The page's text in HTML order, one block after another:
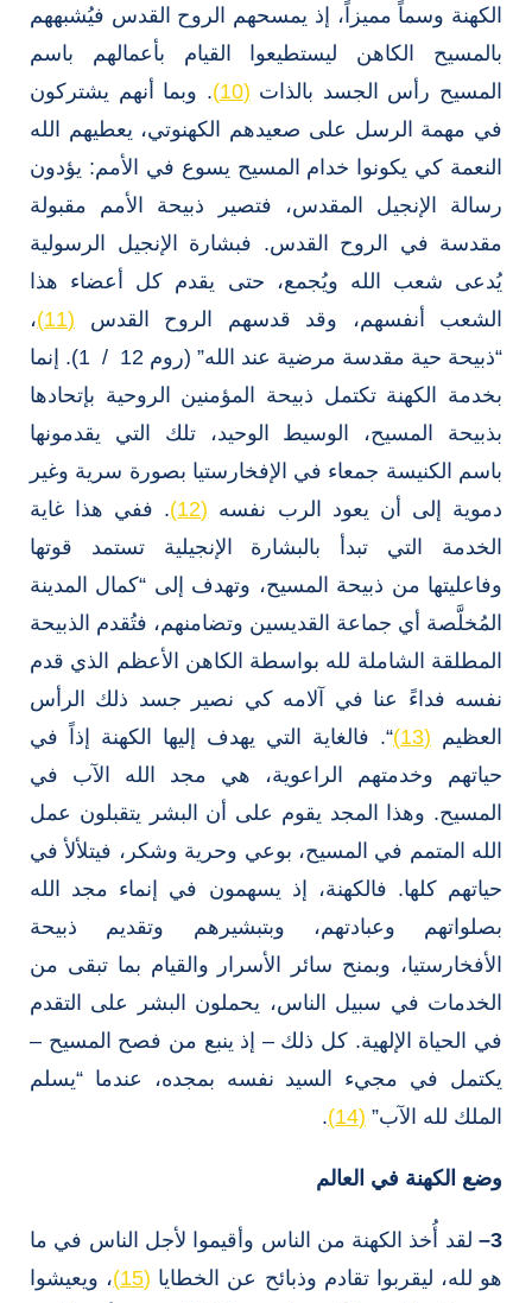
الكهنة وسماً مميزاً، إذ يمسحهم الروح القدس فيُشبههم
بالمسيح الكاهن ليستطيعوا القيام بأعمالهم باسم
المسيح رأس الجسد بالذات (10)
. وبما أنهم يشتركون
في مهمة الرسل على صعيدهم الكهنوتي، يعطيهم الله
النعمة كي يكونوا خدام المسيح يسوع في الأمم: يؤدون
رسالة الإنجيل المقدس، فتصير ذبيحة الأمم مقبولة
مقدسة في الروح القدس. فبشارة الإنجيل الرسولية
يُدعى شعب الله ويُجمع، حتى يقدم كل أعضاء هذا
الشعب أنفسهم، وقد قدسهم الروح القدس (11)
،
“ذبيحة حية مقدسة مرضية عند الله” (روم 12 / 1). إنما
بخدمة الكهنة تكتمل ذبيحة المؤمنين الروحية بإتحادها
بذبيحة المسيح، الوسيط الوحيد، تلك التي يقدمونها
باسم الكنيسة جمعاء في الإفخارستيا بصورة سرية وغير
دموية إلى أن يعود الرب نفسه (12)
. ففي هذا غاية
الخدمة التي تبدأ بالبشارة الإنجيلية تستمد قوتها
وفاعليتها من ذبيحة المسيح، وتهدف إلى “كمال المدينة
المُخلَّصة أي جماعة القديسين وتضامنهم، فتُقدم الذبيحة
المطلقة الشاملة لله بواسطة الكاهن الأعظم الذي قدم
نفسه فداءً عنا في آلامه كي نصير جسد ذلك الرأس
العظيم (13)
“. فالغاية التي يهدف إليها الكهنة إذاً في
حياتهم وخدمتهم الراعوية، هي مجد الله الآب في
المسيح. وهذا المجد يقوم على أن البشر يتقبلون عمل
الله المتمم في المسيح، بوعي وحرية وشكر، فيتلألأ في
حياتهم كلها. فالكهنة، إذ يسهمون في إنماء مجد الله
بصلواتهم وعبادتهم، وبتبشيرهم وتقديم ذبيحة
الأفخارستيا، وبمنح سائر الأسرار والقيام بما تبقى من
الخدمات في سبيل الناس، يحملون البشر على التقدم
في الحياة الإلهية. كل ذلك – إذ ينبع من فصح المسيح –
يكتمل في مجيء السيد نفسه بمجده، عندما “يسلم
الملك لله الآب” (14)
.
وضع الكهنة في العالم
3
– لقد أُخذ الكهنة من الناس وأقيموا لأجل الناس في ما
هو لله، ليقربوا تقادم وذبائح عن الخطايا (15)
، ويعيشوا